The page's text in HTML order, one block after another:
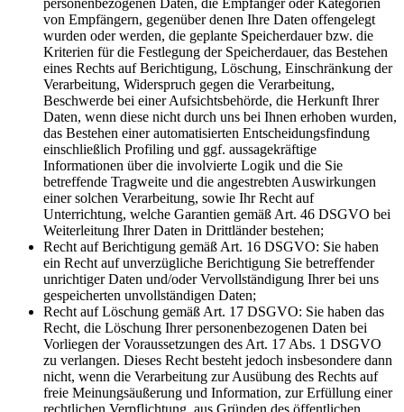
personenbezogenen Daten, die Empfänger oder Kategorien
von Empfängern, gegenüber denen Ihre Daten offengelegt
wurden oder werden, die geplante Speicherdauer bzw. die
Kriterien für die Festlegung der Speicherdauer, das Bestehen
eines Rechts auf Berichtigung, Löschung, Einschränkung der
Verarbeitung, Widerspruch gegen die Verarbeitung,
Beschwerde bei einer Aufsichtsbehörde, die Herkunft Ihrer
Daten, wenn diese nicht durch uns bei Ihnen erhoben wurden,
das Bestehen einer automatisierten Entscheidungsfindung
einschließlich Profiling und ggf. aussagekräftige
Informationen über die involvierte Logik und die Sie
betreffende Tragweite und die angestrebten Auswirkungen
einer solchen Verarbeitung, sowie Ihr Recht auf
Unterrichtung, welche Garantien gemäß Art. 46 DSGVO bei
Weiterleitung Ihrer Daten in Drittländer bestehen;
Recht auf Berichtigung gemäß Art. 16 DSGVO: Sie haben
ein Recht auf unverzügliche Berichtigung Sie betreffender
unrichtiger Daten und/oder Vervollständigung Ihrer bei uns
gespeicherten unvollständigen Daten;
Recht auf Löschung gemäß Art. 17 DSGVO: Sie haben das
Recht, die Löschung Ihrer personenbezogenen Daten bei
Vorliegen der Voraussetzungen des Art. 17 Abs. 1 DSGVO
zu verlangen. Dieses Recht besteht jedoch insbesondere dann
nicht, wenn die Verarbeitung zur Ausübung des Rechts auf
freie Meinungsäußerung und Information, zur Erfüllung einer